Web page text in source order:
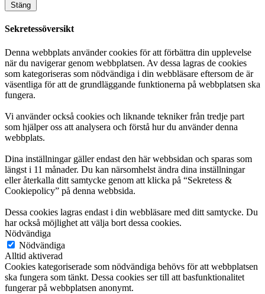
Stäng
Sekretessöversikt
Denna webbplats använder cookies för att förbättra din upplevelse
när du navigerar genom webbplatsen. Av dessa lagras de cookies
som kategoriseras som nödvändiga i din webbläsare eftersom de är
väsentliga för att de grundläggande funktionerna på webbplatsen ska
fungera.
Vi använder också cookies och liknande tekniker från tredje part
som hjälper oss att analysera och förstå hur du använder denna
webbplats.
Dina inställningar gäller endast den här webbsidan och sparas som
längst i 11 månader. Du kan närsomhelst ändra dina inställningar
eller återkalla ditt samtycke genom att klicka på “Sekretess &
Cookiepolicy” på denna webbsida.
Dessa cookies lagras endast i din webbläsare med ditt samtycke. Du
har också möjlighet att välja bort dessa cookies.
Nödvändiga
Nödvändiga
Alltid aktiverad
Cookies kategoriserade som nödvändiga behövs för att webbplatsen
ska fungera som tänkt. Dessa cookies ser till att basfunktionalitet
fungerar på webbplatsen anonymt.